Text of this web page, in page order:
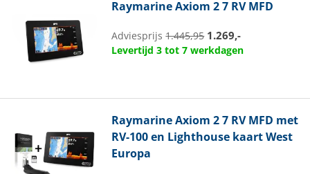
RaymarineAxiom 2 7 RV MFD
Adviesprijs1.445,95 1.269,-
Levertijd 3 tot 7 werkdagen
RaymarineAxiom 2 7 RV MFD met
RV-100 en Lighthouse kaart West
Europa